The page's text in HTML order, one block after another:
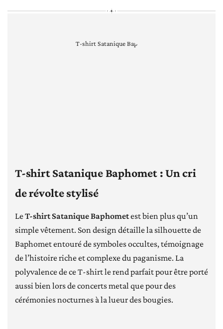
T-shirt Satanique Baphomet : Un cri
de révolte stylisé
LeT-shirt Satanique Baphometest bien plus qu’un
simple vêtement. Son design détaille la silhouette de
Baphomet entouré de symboles occultes, témoignage
de l’histoire riche et complexe du paganisme. La
polyvalence de ce T-shirt le rend parfait pour être porté
aussi bien lors de concerts metal que pour des
cérémonies nocturnes à la lueur des bougies.